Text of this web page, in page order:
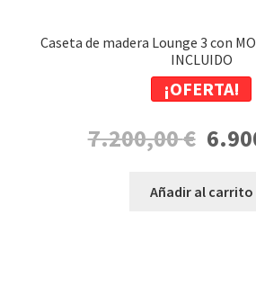
Caseta de madera Lounge 3 con
INCLUIDO
¡OFERTA!
7.200,00€ El
precio
era:
Añadir al carrito